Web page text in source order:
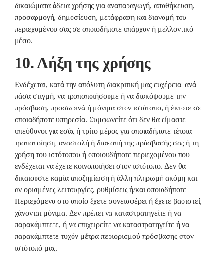
δικαιώματα άδεια χρήσης για αναπαραγωγή, αποθήκευση,
προσαρμογή, δημοσίευση, μετάφραση και διανομή του
περιεχομένου σας σε οποιοδήποτε υπάρχον ή μελλοντικό
μέσο.
10. Λήξη της χρήσης
Ενδέχεται, κατά την απόλυτη διακριτική μας ευχέρεια, ανά
πάσα στιγμή, να τροποποιήσουμε ή να διακόψουμε την
πρόσβαση, προσωρινά ή μόνιμα στον ιστότοπο, ή έκτοτε σε
οποιαδήποτε υπηρεσία. Συμφωνείτε ότι δεν θα είμαστε
υπεύθυνοι για εσάς ή τρίτο μέρος για οποιαδήποτε τέτοια
τροποποίηση, αναστολή ή διακοπή της πρόσβασής σας ή τη
χρήση του ιστότοπου ή οποιουδήποτε περιεχομένου που
ενδέχεται να έχετε κοινοποιήσει στον ιστότοπο. Δεν θα
δικαιούστε καμία αποζημίωση ή άλλη πληρωμή ακόμη και
αν ορισμένες λειτουργίες, ρυθμίσεις ή/και οποιοδήποτε
Περιεχόμενο στο οποίο έχετε συνεισφέρει ή έχετε βασιστεί,
χάνονται μόνιμα. Δεν πρέπει να καταστρατηγείτε ή να
παρακάμπτετε, ή να επιχειρείτε να καταστρατηγείτε ή να
παρακάμπτετε τυχόν μέτρα περιορισμού πρόσβασης στον
ιστότοπό μας.